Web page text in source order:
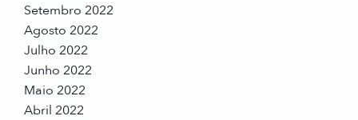
Setembro 2022
Agosto 2022
Julho 2022
Junho 2022
Maio 2022
Abril 2022